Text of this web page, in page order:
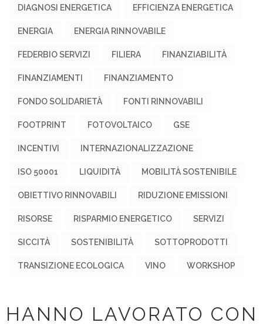
DIAGNOSI ENERGETICA EFFICIENZA ENERGETICA
ENERGIA ENERGIA RINNOVABILE
FEDERBIO SERVIZI FILIERA FINANZIABILITÀ
FINANZIAMENTI FINANZIAMENTO
FONDO SOLIDARIETÀ FONTI RINNOVABILI
FOOTPRINT FOTOVOLTAICO GSE
INCENTIVI INTERNAZIONALIZZAZIONE
ISO 50001 LIQUIDITÀ MOBILITÀ SOSTENIBILE
OBIETTIVO RINNOVABILI RIDUZIONE EMISSIONI
RISORSE RISPARMIO ENERGETICO SERVIZI
SICCITÀ SOSTENIBILITÀ SOTTOPRODOTTI
TRANSIZIONE ECOLOGICA VINO WORKSHOP
HANNO LAVORATO CON